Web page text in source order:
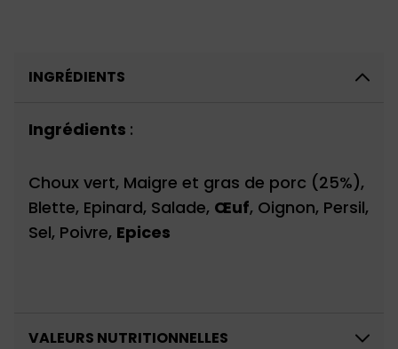
INGRÉDIENTS
Ingrédients :
Choux vert, Maigre et gras de porc (25%),
Blette, Epinard, Salade, Œuf, Oignon, Persil,
Sel, Poivre, Epices
VALEURS NUTRITIONNELLES